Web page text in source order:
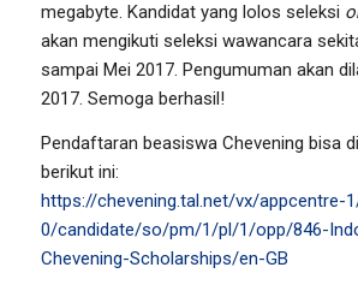
megabyte. Kandidat yang lolos seleksi
akan mengikuti seleksi wawancara
sampai Mei 2017. Pengumuman akan
2017. Semoga berhasil!
Pendaftaran beasiswa Chevening bisa
berikut ini:
https://chevening.tal.net/vx/appcentre-
0/candidate/so/pm/1/pl/1/opp/846-
Chevening-Scholarships/en-GB